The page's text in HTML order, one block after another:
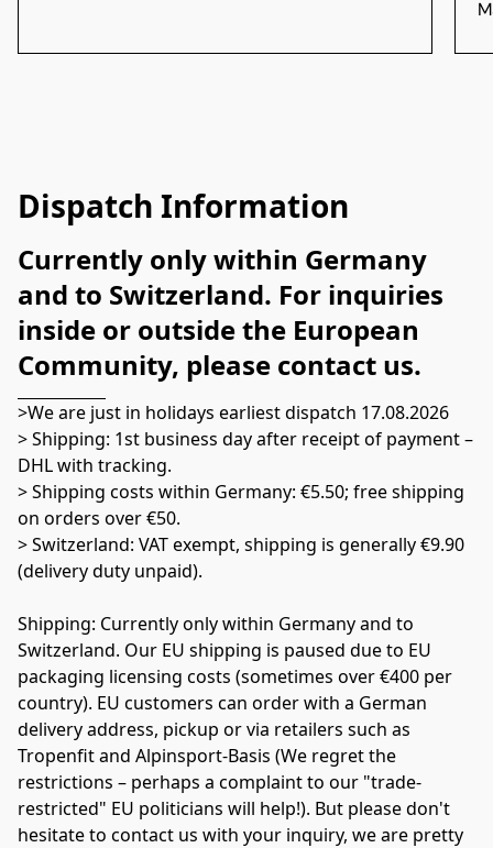
Dispatch Information
Currently only within Germany
and to Switzerland. For inquiries
inside or outside the European
Community, please contact us.
>We are just in holidays earliest dispatch 17.08.2026
> Shipping: 1st business day after receipt of payment –
​​DHL with tracking.
> Shipping costs within Germany: €5.50; free shipping
on orders over €50.
> Switzerland: VAT exempt, shipping is generally €9.90
(delivery duty unpaid).
Shipping: Currently only within Germany and to
Switzerland. Our EU shipping is paused due to EU
packaging licensing costs (sometimes over €400 per
country). EU customers can order with a German
delivery address, pickup or via retailers such as
Tropenfit and Alpinsport-Basis (We regret the
restrictions – perhaps a complaint to our "trade-
restricted" EU politicians will help!). But please don't
hesitate to contact us with your inquiry, we are pretty